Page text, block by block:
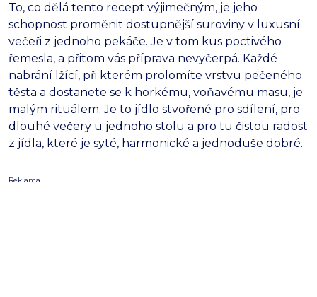
To, co dělá tento recept výjimečným, je jeho
schopnost proměnit dostupnější suroviny v luxusní
večeři z jednoho pekáče. Je v tom kus poctivého
řemesla, a přitom vás příprava nevyčerpá. Každé
nabrání lžící, při kterém prolomíte vrstvu pečeného
těsta a dostanete se k horkému, voňavému masu, je
malým rituálem. Je to jídlo stvořené pro sdílení, pro
dlouhé večery u jednoho stolu a pro tu čistou radost
z jídla, které je syté, harmonické a jednoduše dobré.
Reklama